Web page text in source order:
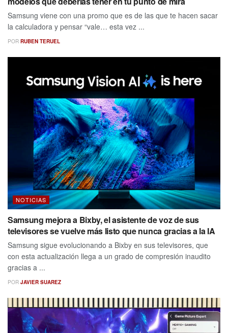
Samsung viene con una promo que es de las que te hacen sacar
la calculadora y pensar “vale… esta vez ...
POR RUBEN TERUEL
NOTICIAS
Samsung mejora a Bixby, el asistente de voz de sus
televisores se vuelve más listo que nunca gracias a la IA
Samsung sigue evolucionando a Bixby en sus televisores, que
con esta actualización llega a un grado de compresión inaudito
gracias a ...
POR JAVIER SUAREZ